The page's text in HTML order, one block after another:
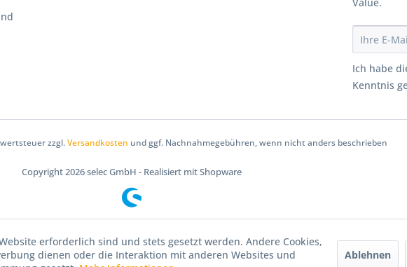
Ich habe
Kenntnis
zzgl.Versandkosten und ggf. Nachnahmegebühren, wenn nicht anders beschrieben
Copyright2026 selec GmbH - Realisiert mit Shopware
erforderlich sind und stets gesetzt werden. Andere Cookies,
dienen oder die Interaktion mit anderen Websites und
Ablehnen